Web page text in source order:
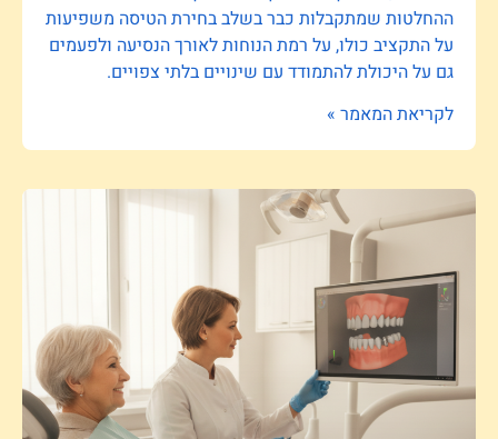
ההחלטות שמתקבלות כבר בשלב בחירת הטיסה משפיעות
על התקציב כולו, על רמת הנוחות לאורך הנסיעה ולפעמים
גם על היכולת להתמודד עם שינויים בלתי צפויים.
לקריאת המאמר »